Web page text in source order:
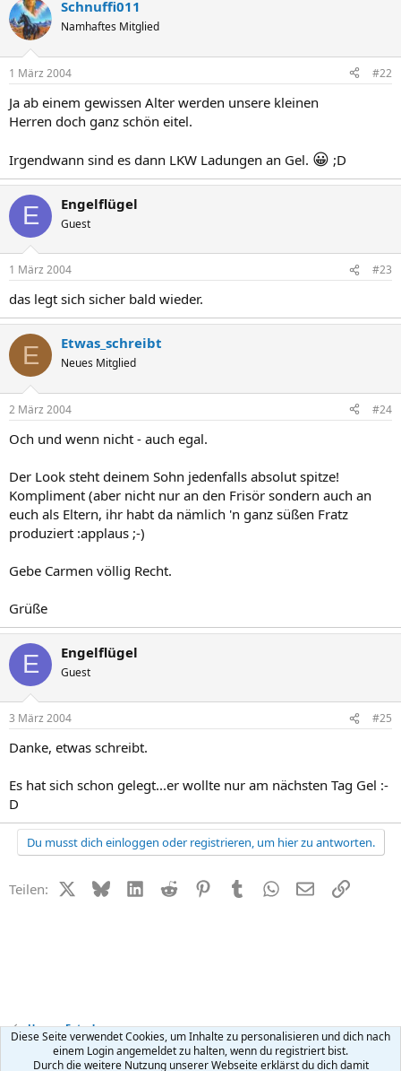
Schnuffi011
Namhaftes Mitglied
1 März 2004 #22
Ja ab einem gewissen Alter werden unsere kleinen
Herren doch ganz schön eitel.
Irgendwann sind es dann LKW Ladungen an Gel. 😀 ;D
E Engelflügel
Guest
1 März 2004 #23
das legt sich sicher bald wieder.
E Etwas_schreibt
Neues Mitglied
2 März 2004 #24
Och und wenn nicht - auch egal.
Der Look steht deinem Sohn jedenfalls absolut spitze!
Kompliment (aber nicht nur an den Frisör sondern auch an
euch als Eltern, ihr habt da nämlich 'n ganz süßen Fratz
produziert :applaus ;-)
Gebe Carmen völlig Recht.
Grüße
E Engelflügel
Guest
3 März 2004 #25
Danke, etwas schreibt.
Es hat sich schon gelegt...er wollte nur am nächsten Tag Gel :-
D
Du musst dich einloggen oder registrieren, um hier zu antworten.
Teilen: X (Twitter)
BlueskyLinkedIn
Reddit PinterestTumblr WhatsApp
E-MailLink
Unsere Fotos!
Kontakt Nutzungsbedingungen Datenschutz Hilfe R
Diese Seite verwendet Cookies, um Inhalte zu personalisieren und dich nach
einem Login angemeldet zu halten, wenn du registriert bist.
Durch die weitere Nutzung unserer Webseite erklärst du dich damit